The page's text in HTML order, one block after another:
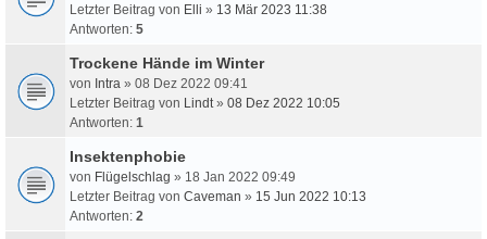
Letzter Beitrag von Elli » 13 Mär 2023 11:38
Antworten: 5
Trockene Hände im Winter
von Intra » 08 Dez 2022 09:41
Letzter Beitrag von Lindt» 08 Dez 2022 10:05
Antworten: 1
Insektenphobie
von Flügelschlag » 18 Jan 2022 09:49
Letzter Beitrag von Caveman » 15 Jun 2022 10:13
Antworten: 2